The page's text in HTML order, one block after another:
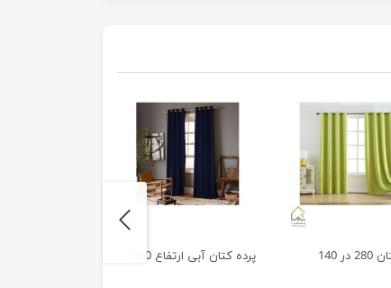
پرده کتان 280 در 140
پرده کتان آبی ارتفاع 280
next